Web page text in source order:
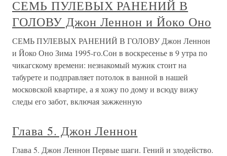
СЕМЬ ПУЛЕВЫХ РАНЕНИЙ В
ГОЛОВУ Джон Леннон и Йоко Оно
СЕМЬ ПУЛЕВЫХ РАНЕНИЙ В ГОЛОВУ Джон Леннон
и Йоко Оно Зима 1995-го.Сон в воскресенье в 9 утра по
чикагскому времени: незнакомый мужик стоит на
табурете и подправляет потолок в ванной в нашей
московской квартире, а я хожу по дому и всюду вижу
следы его забот, включая зажженную
Глава 5. Джон Леннон
Глава 5. Джон Леннон Первые шаги. Гений и злодейство.